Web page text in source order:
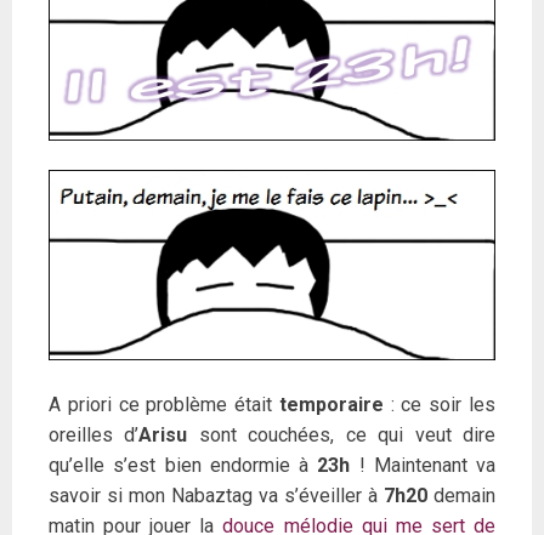
A priori ce problème était temporaire : ce soir les
oreilles d’Arisu sont couchées, ce qui veut dire
qu’elle s’est bien endormie à 23h ! Maintenant va
savoir si mon Nabaztag va s’éveiller à 7h20 demain
matin pour jouer ladouce mélodie qui me sert de